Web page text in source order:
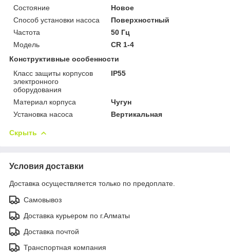
Состояние
Новое
Способ установки насоса
Поверхностный
Частота
50 Гц
Модель
CR 1-4
Конструктивные особенности
Класс защиты корпусов
электронного
оборудования
IP55
Материал корпуса
Чугун
Установка насоса
Вертикальная
Скрыть
Условия доставки
Доставка осуществляется только по предоплате.
Самовывоз
Доставка курьером по г.Алматы
Доставка почтой
Транспортная компания